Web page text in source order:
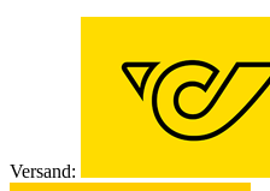
Versand: